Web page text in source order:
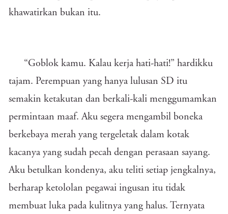
khawatirkan bukan itu.
“Goblok kamu. Kalau kerja hati-hati!” hardikku
tajam. Perempuan yang hanya lulusan SD itu
semakin ketakutan dan berkali-kali menggumamkan
permintaan maaf. Aku segera mengambil boneka
berkebaya merah yang tergeletak dalam kotak
kacanya yang sudah pecah dengan perasaan sayang.
Aku betulkan kondenya, aku teliti setiap jengkalnya,
berharap ketololan pegawai ingusan itu tidak
membuat luka pada kulitnya yang halus. Ternyata